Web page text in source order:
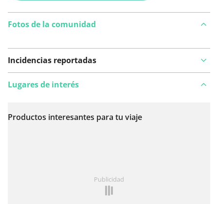
Fotos de la comunidad
Incidencias reportadas
Ver en el mapa
Lugares de interés
Productos interesantes para tu viaje
Publicidad